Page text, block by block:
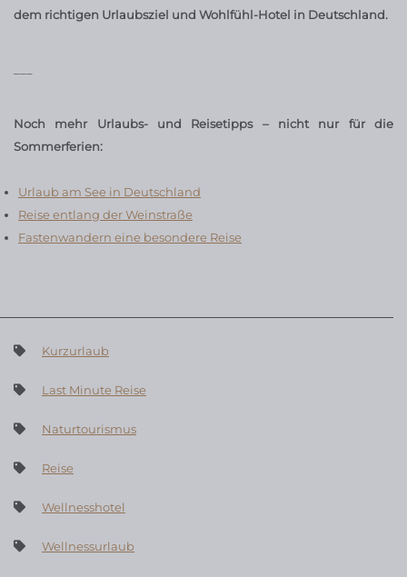
dem richtigen Urlaubsziel und Wohlfühl-Hotel in Deutschland.
Noch mehr Urlaubs- und Reisetipps – nicht nur für die
Sommerferien:
Urlaub am See in Deutschland
Reise entlang der Weinstraße
Fastenwandern eine besondere Reise
Kurzurlaub
Last Minute Reise
Naturtourismus
Reise
Wellnesshotel
Wellnessurlaub